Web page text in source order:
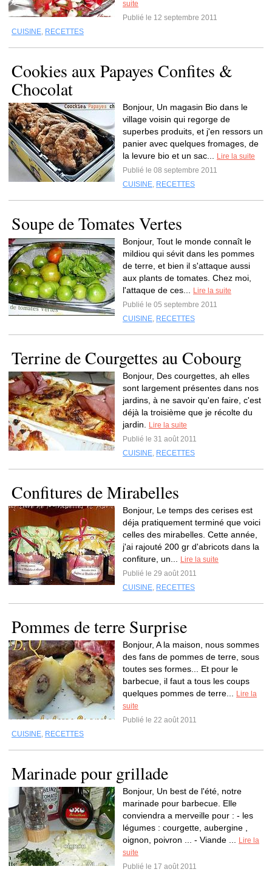
suite
Publié le 12 septembre 2011
CUISINE, RECETTES
Cookies aux Papayes Confites &
Chocolat
Bonjour, Un magasin Bio dans le
village voisin qui regorge de
superbes produits, et j'en ressors un
panier avec quelques fromages, de
la levure bio et un sac...
Lire la suite
Publié le 08 septembre 2011
CUISINE, RECETTES
Soupe de Tomates Vertes
Bonjour, Tout le monde connaît le
mildiou qui sévit dans les pommes
de terre, et bien il s'attaque aussi
aux plants de tomates. Chez moi,
l'attaque de ces...
Lire la suite
Publié le 05 septembre 2011
CUISINE, RECETTES
Terrine de Courgettes au Cobourg
Bonjour, Des courgettes, ah elles
sont largement présentes dans nos
jardins, à ne savoir qu'en faire, c'est
déjà la troisième que je récolte du
jardin.
Lire la suite
Publié le 31 août 2011
CUISINE, RECETTES
Confitures de Mirabelles
Bonjour, Le temps des cerises est
déja pratiquement terminé que voici
celles des mirabelles. Cette année,
j'ai rajouté 200 gr d'abricots dans la
confiture, un...
Lire la suite
Publié le 29 août 2011
CUISINE, RECETTES
Pommes de terre Surprise
Bonjour, A la maison, nous sommes
des fans de pommes de terre, sous
toutes ses formes... Et pour le
barbecue, il faut a tous les coups
quelques pommes de terre...
Lire la
suite
Publié le 22 août 2011
CUISINE, RECETTES
Marinade pour grillade
Bonjour, Un best de l'été, notre
marinade pour barbecue. Elle
conviendra a merveille pour : - les
légumes : courgette, aubergine ,
oignon, poivron ... - Viande ...
Lire la
suite
Publié le 17 août 2011